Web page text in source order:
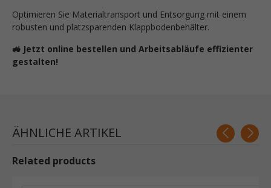
Optimieren Sie Materialtransport und Entsorgung mit einem
robusten und platzsparenden Klappbodenbehälter.
🚜 Jetzt online bestellen und Arbeitsabläufe effizienter
gestalten!
ÄHNLICHE ARTIKEL
Related products